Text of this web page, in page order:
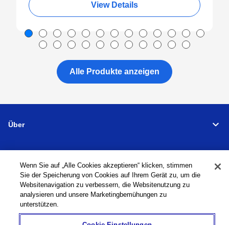
View Details
Alle Produkte anzeigen
Über
Support
Verbindungen
Wenn Sie auf „Alle Cookies akzeptieren“ klicken, stimmen
Sie der Speicherung von Cookies auf Ihrem Gerät zu, um die
Websitenavigation zu verbessern, die Websitenutzung zu
analysieren und unsere Marketingbemühungen zu
unterstützen.